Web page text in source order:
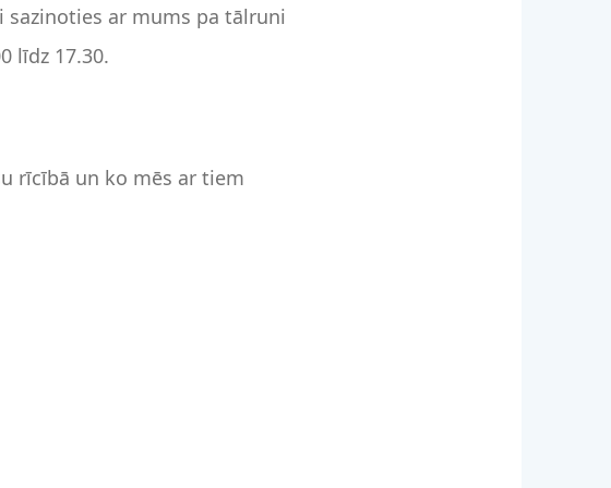
sazinoties ar mums pa tālruni
līdz 17.30.
rīcībā un ko mēs ar tiem